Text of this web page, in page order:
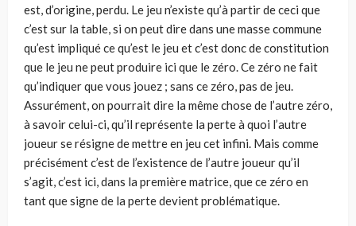
est, d’origine, perdu. Le jeu n’existe qu’à partir de ceci que
c’est sur la table, si on peut dire dans une masse commune
qu’est impliqué ce qu’est le jeu et c’est donc de constitution
que le jeu ne peut produire ici que le zéro. Ce zéro ne fait
qu’indiquer que vous jouez ; sans ce zéro, pas de jeu.
Assurément, on pourrait dire la même chose de l’autre zéro,
à savoir celui-ci, qu’il représente la perte à quoi l’autre
joueur se résigne de mettre en jeu cet infini. Mais comme
précisément c’est de l’existence de l’autre joueur qu’il
s’agit, c’est ici, dans la première matrice, que ce zéro en
tant que signe de la perte devient problématique.